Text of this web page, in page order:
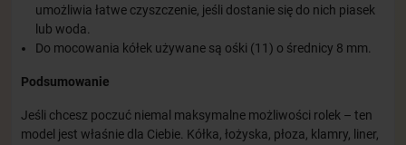
umożliwia łatwe czyszczenie, jeśli dostanie się do nich piasek
lub woda.
Do mocowania kółek używane są ośki (11) o średnicy 8 mm.
Podsumowanie
Jeśli chcesz poczuć niemal maksymalne możliwości rolek – ten
model jest właśnie dla Ciebie. Kółka, łożyska, płoza, klamry, liner,